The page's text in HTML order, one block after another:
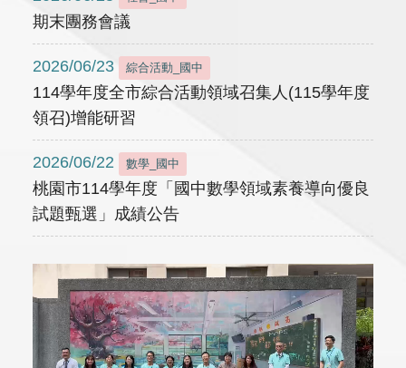
期末團務會議
2026/06/23 綜合活動_國中
114學年度全市綜合活動領域召集人(115學年度
領召)增能研習
2026/06/22 數學_國中
桃園市114學年度「國中數學領域素養導向優良
試題甄選」成績公告